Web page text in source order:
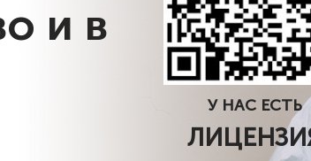
и в
У НАС ЕСТЬ